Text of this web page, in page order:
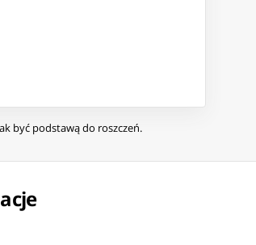
być podstawą do roszczeń.